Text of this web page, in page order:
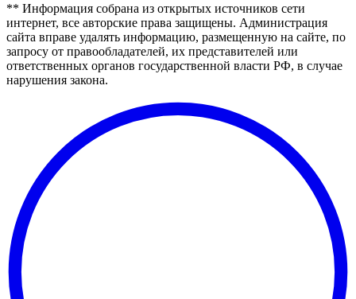
** Информация собрана из открытых источников сети
интернет, все авторские права защищены. Администрация
сайта вправе удалять информацию, размещенную на сайте, по
запросу от правообладателей, их представителей или
ответственных органов государственной власти РФ, в случае
нарушения закона.